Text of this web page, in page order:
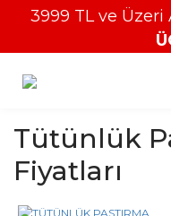
3999 TL ve Üzeri
Tütünlük
Fiyatları